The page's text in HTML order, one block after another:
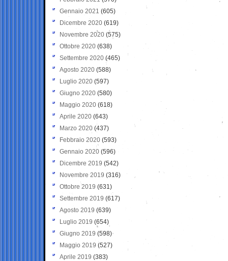
Gennaio 2021 (605)
Dicembre 2020 (619)
Novembre 2020 (575)
Ottobre 2020 (638)
Settembre 2020(465)
Agosto 2020 (588)
Luglio 2020 (597)
Giugno 2020 (580)
Maggio 2020 (618)
Aprile 2020 (643)
Marzo 2020 (437)
Febbraio 2020 (593)
Gennaio 2020 (596)
Dicembre 2019 (542)
Novembre 2019 (316)
Ottobre 2019 (631)
Settembre 2019 (617)
Agosto 2019 (639)
Luglio 2019 (654)
Giugno 2019 (598)
Maggio 2019 (527)
Aprile 2019 (383)